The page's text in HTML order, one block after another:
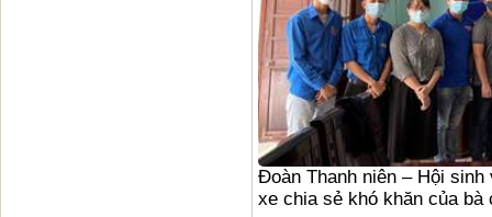
Đoàn Thanh niên – Hội
xe chia sẻ khó khăn của bà